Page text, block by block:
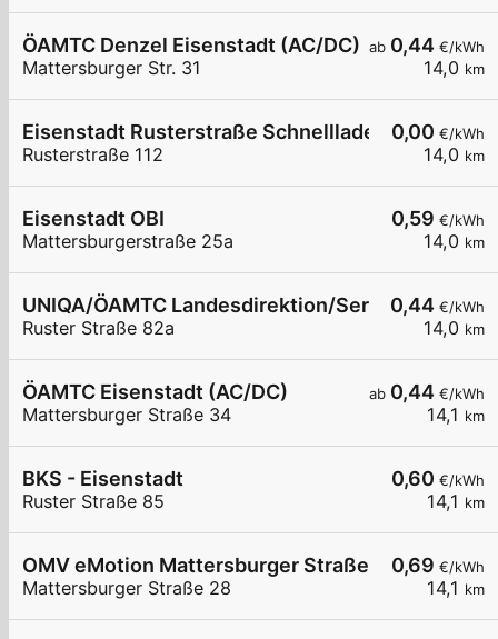
ab 0,44 €/kWh
14,0 km
ÖAMTC Denzel Eisenstadt (AC/DC)
Mattersburger Str. 31
0,00 €/kWh
14,0 km
Eisenstadt Rusterstraße Schnelllader EZE
Rusterstraße 112
0,59 €/kWh
14,0 km
Eisenstadt OBI
Mattersburgerstraße 25a
0,44 €/kWh
14,0 km
UNIQA/ÖAMTC Landesdirektion/ServiceCenter
Ruster Straße 82a
ab 0,44 €/kWh
14,1 km
ÖAMTC Eisenstadt (AC/DC)
Mattersburger Straße 34
0,60 €/kWh
14,1 km
BKS - Eisenstadt
Ruster Straße 85
0,69 €/kWh
14,1 km
OMV eMotion Mattersburger Straße 28
Mattersburger Straße 28